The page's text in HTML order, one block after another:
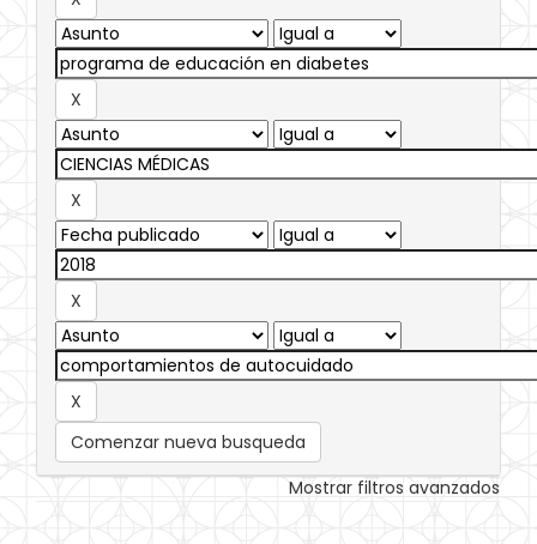
Comenzar nueva busqueda
Mostrar filtros avanzados